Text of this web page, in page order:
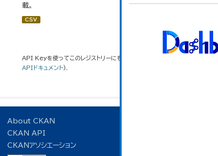
載。
CSV
API Keyを使ってこのレジストリーにもアクセス可能です
APIドキュメント).
About CKAN
CKAN API
CKANアソシエーション